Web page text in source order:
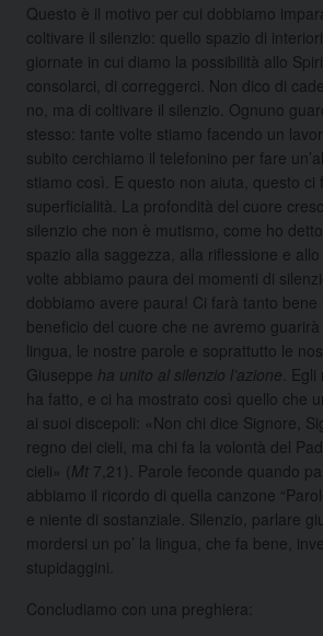
Questo è il motivo per cui dobbiamo
coltivare il silenzio: quello spazio di
giornate in cui diamo la possibilità allo
consolarci, di correggerci. Non dico di
no, ma di coltivare il silenzio. Ognuno
stesso: tante volte stiamo facendo un
subito cerchiamo il telefonino per fare
stiamo così. E questo non aiuta, questo ci
superficialità. La profondità del cuore
silenzio che non è mutismo, come ho
spazio alla saggezza, alla riflessione e
volte abbiamo paura dei momenti di
dobbiamo avere paura! Ci farà tanto bene
beneficio del cuore che ne avremo
lingua, le nostre parole e soprattutto le
Giuseppe ha unito al silenzio l’azione .
ha fatto, e ci ha mostrato così quello che
ai suoi discepoli: «Non chi dice Signore,
regno dei cieli, ma chi fa la volontà del
cieli» (Mt 7,21). Parole feconde quando
abbiamo il ricordo di quella canzone
e niente di sostanziale. Silenzio, parlare
mordersi un po’ la lingua, che fa bene,
stupidaggini.
Concludiamo con una preghiera: